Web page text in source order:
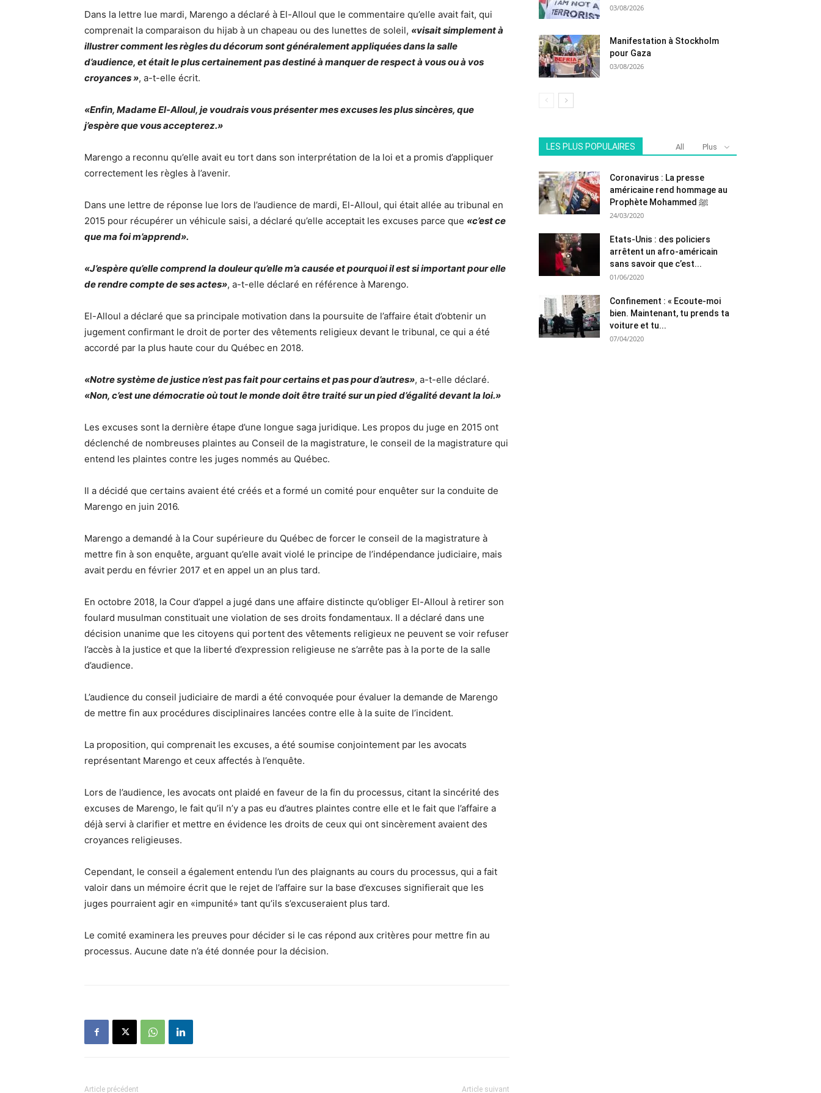
Dans la lettre lue mardi, Marengo a déclaré à El-Alloul que le commentaire qu’elle avait fait, qui
comprenait la comparaison du hijab à un chapeau ou des lunettes de soleil, «visait simplement à
illustrer comment les règles du décorum sont généralement appliquées dans la salle
d’audience, et était le plus certainement pas destiné à manquer de respect à vous ou à vos
croyances », a-t-elle écrit.
«Enfin, Madame El-Alloul, je voudrais vous présenter mes excuses les plus sincères, que
j’espère que vous accepterez.»
Marengo a reconnu qu’elle avait eu tort dans son interprétation de la loi et a promis d’appliquer
correctement les règles à l’avenir.
Dans une lettre de réponse lue lors de l’audience de mardi, El-Alloul, qui était allée au tribunal en
2015 pour récupérer un véhicule saisi, a déclaré qu’elle acceptait les excuses parce que «c’est ce
que ma foi m’apprend».
«J’espère qu’elle comprend la douleur qu’elle m’a causée et pourquoi il est si important pour elle
de rendre compte de ses actes», a-t-elle déclaré en référence à Marengo.
El-Alloul a déclaré que sa principale motivation dans la poursuite de l’affaire était d’obtenir un
jugement confirmant le droit de porter des vêtements religieux devant le tribunal, ce qui a été
accordé par la plus haute cour du Québec en 2018.
«Notre système de justice n’est pas fait pour certains et pas pour d’autres», a-t-elle déclaré.
«Non, c’est une démocratie où tout le monde doit être traité sur un pied d’égalité devant la loi.»
Les excuses sont la dernière étape d’une longue saga juridique. Les propos du juge en 2015 ont
déclenché de nombreuses plaintes au Conseil de la magistrature, le conseil de la magistrature qui
entend les plaintes contre les juges nommés au Québec.
Il a décidé que certains avaient été créés et a formé un comité pour enquêter sur la conduite de
Marengo en juin 2016.
Marengo a demandé à la Cour supérieure du Québec de forcer le conseil de la magistrature à
mettre fin à son enquête, arguant qu’elle avait violé le principe de l’indépendance judiciaire, mais
avait perdu en février 2017 et en appel un an plus tard.
En octobre 2018, la Cour d’appel a jugé dans une affaire distincte qu’obliger El-Alloul à retirer son
foulard musulman constituait une violation de ses droits fondamentaux. Il a déclaré dans une
décision unanime que les citoyens qui portent des vêtements religieux ne peuvent se voir refuser
l’accès à la justice et que la liberté d’expression religieuse ne s’arrête pas à la porte de la salle
d’audience.
L’audience du conseil judiciaire de mardi a été convoquée pour évaluer la demande de Marengo
de mettre fin aux procédures disciplinaires lancées contre elle à la suite de l’incident.
La proposition, qui comprenait les excuses, a été soumise conjointement par les avocats
représentant Marengo et ceux affectés à l’enquête.
Lors de l’audience, les avocats ont plaidé en faveur de la fin du processus, citant la sincérité des
excuses de Marengo, le fait qu’il n’y a pas eu d’autres plaintes contre elle et le fait que l’affaire a
déjà servi à clarifier et mettre en évidence les droits de ceux qui ont sincèrement avaient des
croyances religieuses.
Cependant, le conseil a également entendu l’un des plaignants au cours du processus, qui a fait
valoir dans un mémoire écrit que le rejet de l’affaire sur la base d’excuses signifierait que les
juges pourraient agir en «impunité» tant qu’ils s’excuseraient plus tard.
Le comité examinera les preuves pour décider si le cas répond aux critères pour mettre fin au
processus. Aucune date n’a été donnée pour la décision.
Article précédent Article suivant
03/08/2026
Manifestation à Stockholm
pour Gaza
03/08/2026
LES PLUS POPULAIRES All Plus
Coronavirus : La presse
américaine rend hommage au
Prophète Mohammed ﷺ
24/03/2020
Etats-Unis : des policiers
arrêtent un afro-américain
sans savoir que c’est...
01/06/2020
Confinement : « Ecoute-moi
bien. Maintenant, tu prends ta
voiture et tu...
07/04/2020